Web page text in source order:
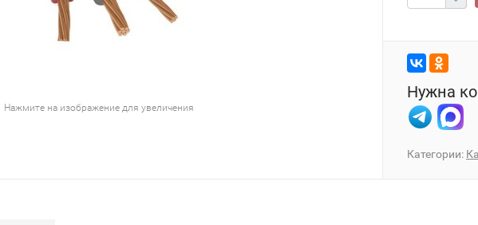
Нажмите на изображение для увеличения
Нужна
Категории: